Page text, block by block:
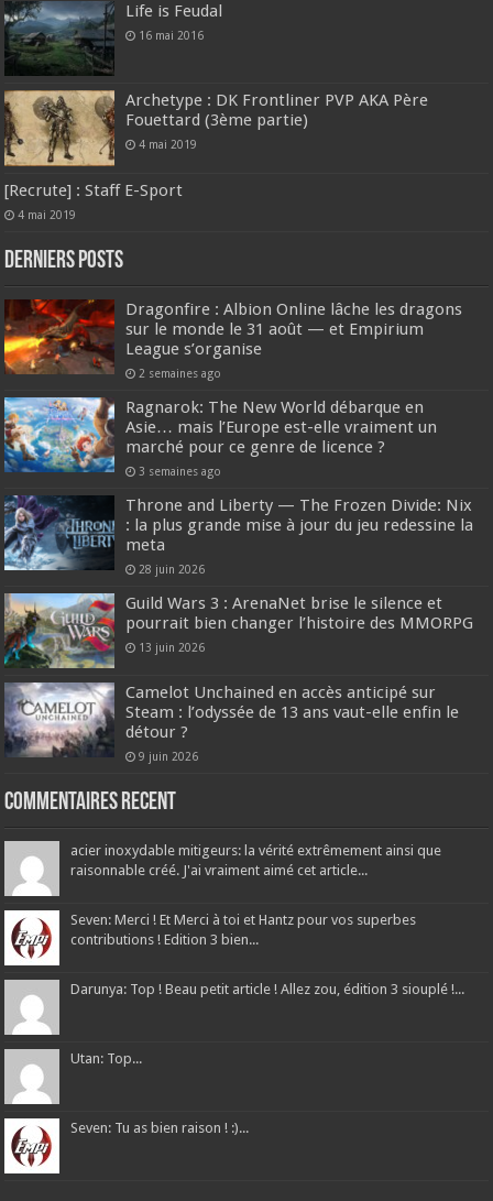
Life is Feudal
16 mai 2016
Archetype : DK Frontliner PVP AKA Père
Fouettard (3ème partie)
4 mai 2019
[Recrute] : Staff E-Sport
4 mai 2019
DERNIERS Posts
Dragonfire : Albion Online lâche les dragons
sur le monde le 31 août — et Empirium
League s’organise
2 semaines ago
Ragnarok: The New World débarque en
Asie… mais l’Europe est-elle vraiment un
marché pour ce genre de licence ?
3 semaines ago
Throne and Liberty — The Frozen Divide: Nix
: la plus grande mise à jour du jeu redessine la
meta
28 juin 2026
Guild Wars 3 : ArenaNet brise le silence et
pourrait bien changer l’histoire des MMORPG
13 juin 2026
Camelot Unchained en accès anticipé sur
Steam : l’odyssée de 13 ans vaut-elle enfin le
détour ?
9 juin 2026
Commentaires recent
acier inoxydable mitigeurs: la vérité extrêmement ainsi que
raisonnable créé. J'ai vraiment aimé cet article...
Seven: Merci ! Et Merci à toi et Hantz pour vos superbes
contributions ! Edition 3 bien...
Darunya: Top ! Beau petit article ! Allez zou, édition 3 siouplé !...
Utan: Top...
Seven: Tu as bien raison ! :)...